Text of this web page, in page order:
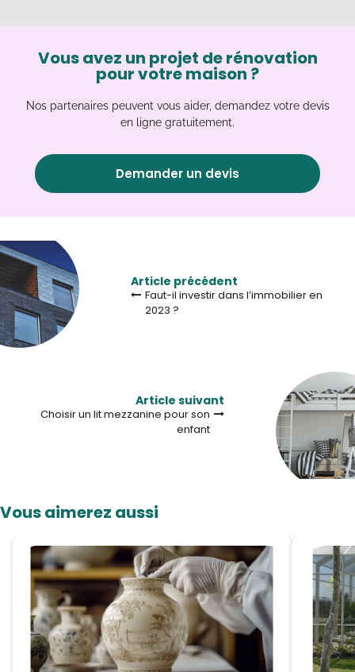
Vous avez un projet de rénovation
pour votre maison ?
Nos partenaires peuvent vous aider, demandez votre devis
en ligne gratuitement.
Demander un devis
Article précédent
Faut-il investir dans l’immobilier en
2023 ?
Article suivant
Choisir un lit mezzanine pour son
enfant
Vous aimerez aussi